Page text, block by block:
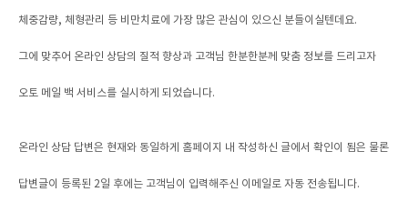
체중감량, 체형관리 등 비만치료에 가장 많은 관심이 있으신 분들이실텐데요.
그에 맞추어 온라인 상담의 질적 향상과 고객님 한분한분께 맞춤 정보를 드리고자
오토 메일 백 서비스를 실시하게 되었습니다.
온라인 상담 답변은 현재와 동일하게 홈페이지 내 작성하신 글에서 확인이 됨은 물론
답변글이 등록된 2일 후에는 고객님이 입력해주신 이메일로 자동 전송됩니다.